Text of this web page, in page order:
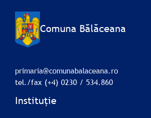
Comuna Bălăceana
primaria@comunabalaceana.ro
tel./fax (+4) 0230 / 534.860
Instituție